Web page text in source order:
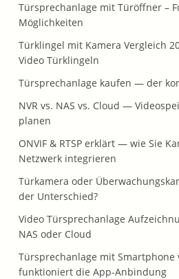
Türsprechanlage mit Türöffner –
Möglichkeiten
Türklingel mit Kamera Vergleich
Video Türklingeln
Türsprechanlage kaufen — der
NVR vs. NAS vs. Cloud —
planen
ONVIF & RTSP erklärt — wie Sie
Netzwerk integrieren
Türkamera oder
der Unterschied?
Video Türsprechanlage
NAS oder Cloud
Türsprechanlage mit Smartphone
funktioniert die App-Anbindung